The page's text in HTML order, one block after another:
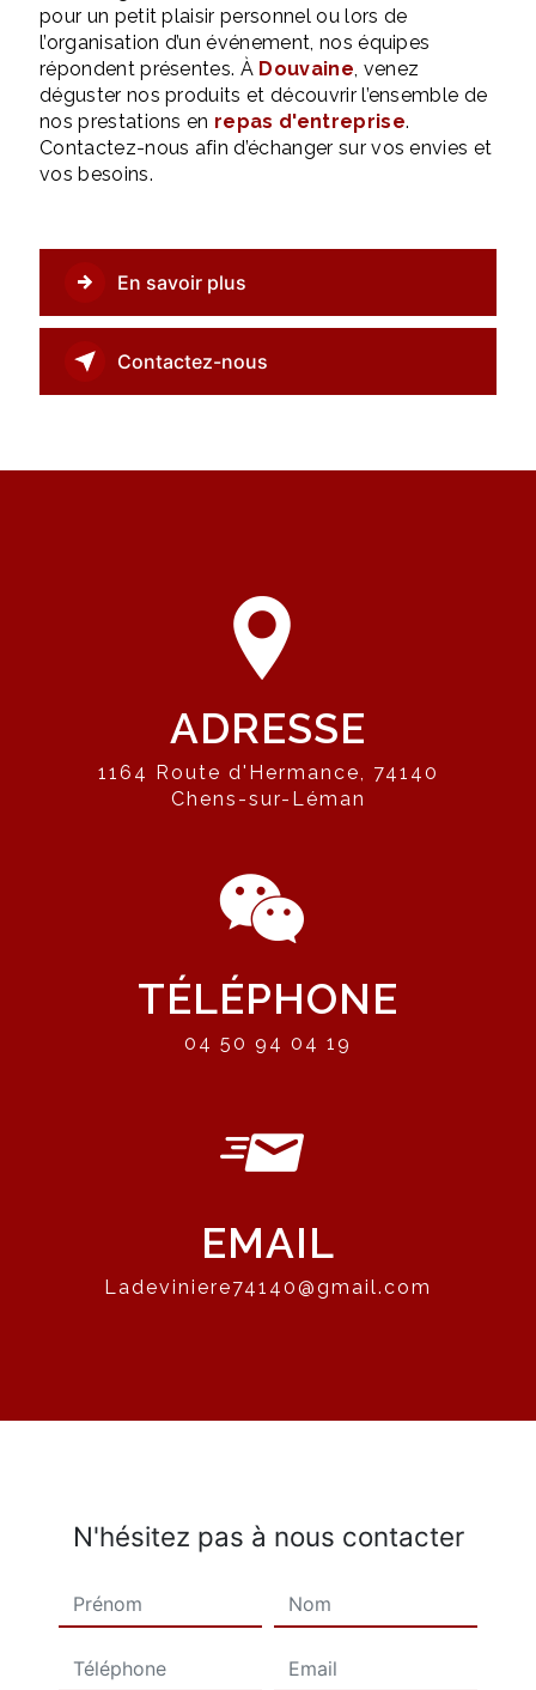
pour un petit plaisir personnel ou lors de
l’organisation d’un événement, nos équipes
répondent présentes. À Douvaine, venez
déguster nos produits et découvrir l’ensemble de
nos prestations en repas d'entreprise.
Contactez-nous afin d’échanger sur vos envies et
vos besoins.
En savoir plus
Contactez-nous
ADRESSE
1164 Route d'Hermance, 74140
Chens-sur-Léman
TÉLÉPHONE
04 50 94 04 19
EMAIL
ladeviniere74140@gmail.com
N'hésitez pas à nous contacter